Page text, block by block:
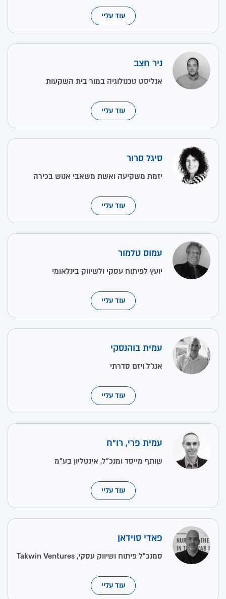
עוד עליי
ניר חצב
אנליסט טכנולוגיה במור בית השקעות
עוד עליי
סיגל סרור
יזמת משקיעה ואשת משאבי אנוש בכירה
עוד עליי
עמוס טלמור
יועץ לפיתוח עסקי ולשיווק בינלאומי
עוד עליי
עמית בוהנסקי
אנג'ל ויזם סדרתי
עוד עליי
עמית פרי, רו"ח
שותף מייסד ומנכ"ל, אינטליון בע"מ
עוד עליי
פאדי סוידאן
סמנכ"ל פיתוח ושיווק עסקי, Takwin Ventures
עוד עליי